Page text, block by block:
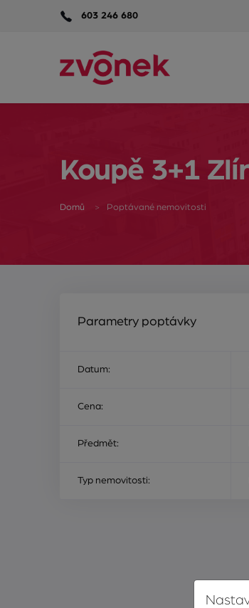
603 246 680
Koupě 3+1
Domů Poptávané nemovitosti
Parametry poptávky
Datum:
Cena:
Předmět:
Typ nemovitosti: